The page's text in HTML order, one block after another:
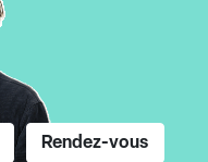
Rendez-vous